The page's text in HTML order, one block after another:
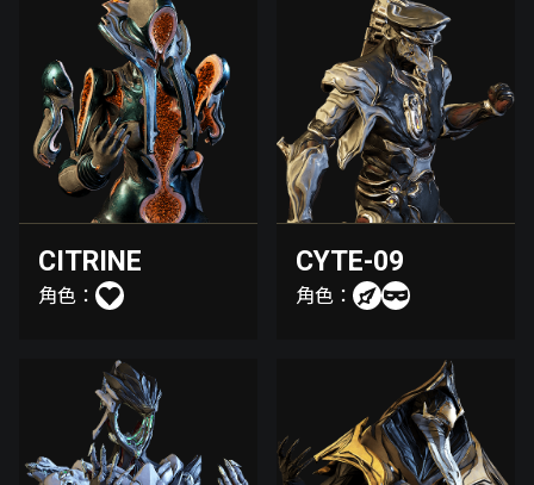
CITRINE
角色：
CYTE-09
角色：